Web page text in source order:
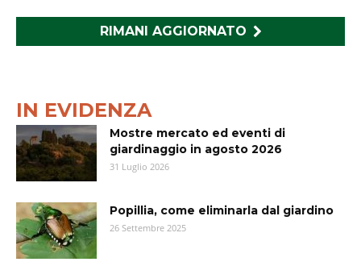
RIMANI AGGIORNATO
IN EVIDENZA
Mostre mercato ed eventi di
giardinaggio in agosto 2026
31 Luglio 2026
Popillia, come eliminarla dal giardino
26 Settembre 2025